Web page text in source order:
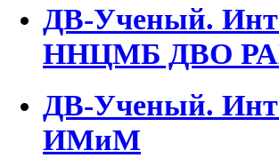
ДВ-Ученый.
ННЦМБ ДВО
ДВ-Ученый.
ИМиМ